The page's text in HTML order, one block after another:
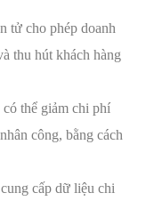
tử cho phép doanh
thu hút khách hàng
thể giảm chi phí
công, bằng cách
cấp dữ liệu chi